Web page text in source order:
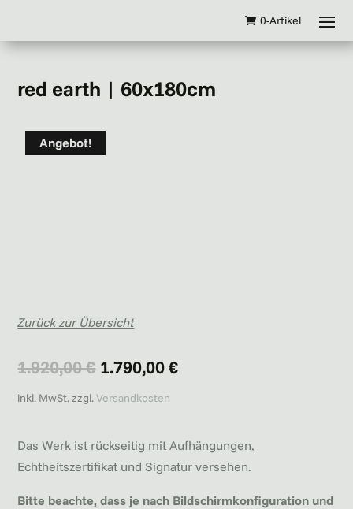
0-Artikel
red earth | 60x180cm
Angebot!
Zurück zur Übersicht
1.920,00€ Ursprünglicher
Preis
war:
1.920,00 €
1.790,00€Aktueller
ist:
1.790,00 €.
inkl. MwSt.zzgl.Versandkosten
Das Werk ist rückseitig mit Aufhängungen,
Echtheitszertifikat und Signatur versehen.
Bitte beachte, dass je nach Bildschirmkonfiguration und